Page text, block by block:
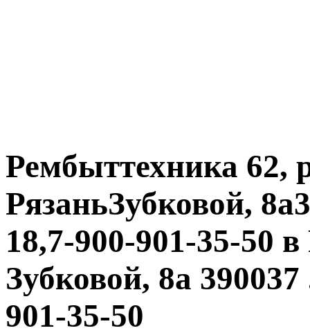
Рембыттехника 62,
РязаньЗубковой,
18,7-900-901-35-50
Зубковой, 8а
901-35-50